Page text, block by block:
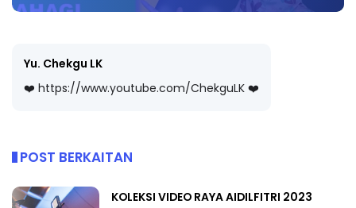
Yu. Chekgu LK
❤️ https://www.youtube.com/ChekguLK ❤️
POST BERKAITAN
KOLEKSI VIDEO RAYA AIDILFITRI 2023